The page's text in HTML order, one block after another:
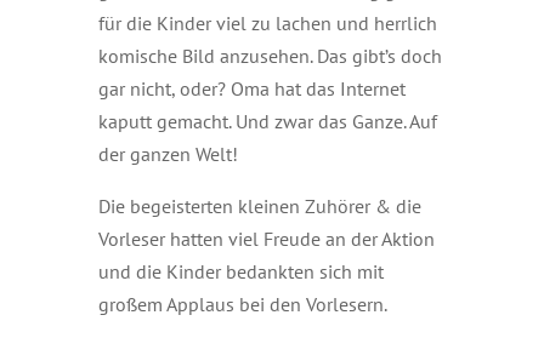
für die Kinder viel zu lachen und herrlich
komische Bild anzusehen. Das gibt’s doch
gar nicht, oder? Oma hat das Internet
kaputt gemacht. Und zwar das Ganze. Auf
der ganzen Welt!
Die begeisterten kleinen Zuhörer & die
Vorleser hatten viel Freude an der Aktion
und die Kinder bedankten sich mit
großem Applaus bei den Vorlesern.